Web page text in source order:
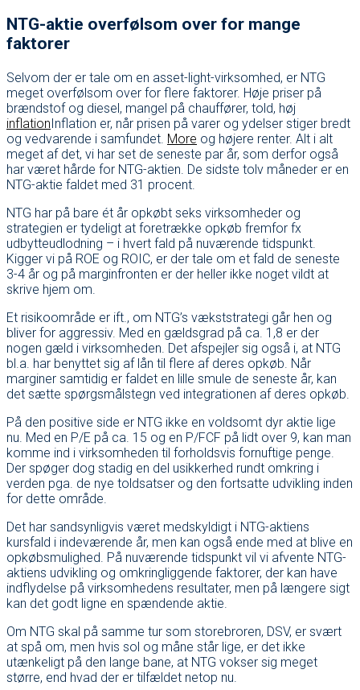
NTG-aktie overfølsom over for mange
faktorer
Selvom der er tale om en asset-light-virksomhed, er NTG
meget overfølsom over for flere faktorer. Høje priser på
brændstof og diesel, mangel på chauffører, told, høj
inflation Inflation er, når prisen på varer og ydelser stiger bredt
og vedvarende i samfundet. More og højere renter. Alt i alt
meget af det, vi har set de seneste par år, som derfor også
har været hårde for NTG-aktien. De sidste tolv måneder er en
NTG-aktie faldet med 31 procent.
NTG har på bare ét år opkøbt seks virksomheder og
strategien er tydeligt at foretrække opkøb fremfor fx
udbytteudlodning – i hvert fald på nuværende tidspunkt.
Kigger vi på ROE og ROIC, er der tale om et fald de seneste
3-4 år og på marginfronten er der heller ikke noget vildt at
skrive hjem om.
Et risikoområde er ift., om NTG’s vækststrategi går hen og
bliver for aggressiv. Med en gældsgrad på ca. 1,8 er der
nogen gæld i virksomheden. Det afspejler sig også i, at NTG
bl.a. har benyttet sig af lån til flere af deres opkøb. Når
marginer samtidig er faldet en lille smule de seneste år, kan
det sætte spørgsmålstegn ved integrationen af deres opkøb.
På den positive side er NTG ikke en voldsomt dyr aktie lige
nu. Med en P/E på ca. 15 og en P/FCF på lidt over 9, kan man
komme ind i virksomheden til forholdsvis fornuftige penge.
Der spøger dog stadig en del usikkerhed rundt omkring i
verden pga. de nye toldsatser og den fortsatte udvikling inden
for dette område.
Det har sandsynligvis været medskyldigt i NTG-aktiens
kursfald i indeværende år, men kan også ende med at blive en
opkøbsmulighed. På nuværende tidspunkt vil vi afvente NTG-
aktiens udvikling og omkringliggende faktorer, der kan have
indflydelse på virksomhedens resultater, men på længere sigt
kan det godt ligne en spændende aktie.
Om NTG skal på samme tur som storebroren, DSV, er svært
at spå om, men hvis sol og måne står lige, er det ikke
utænkeligt på den lange bane, at NTG vokser sig meget
større, end hvad der er tilfældet netop nu.